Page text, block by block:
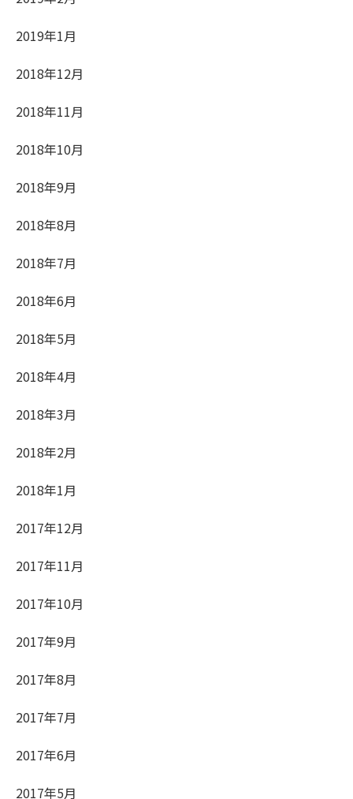
2019年1月
2018年12月
2018年11月
2018年10月
2018年9月
2018年8月
2018年7月
2018年6月
2018年5月
2018年4月
2018年3月
2018年2月
2018年1月
2017年12月
2017年11月
2017年10月
2017年9月
2017年8月
2017年7月
2017年6月
2017年5月